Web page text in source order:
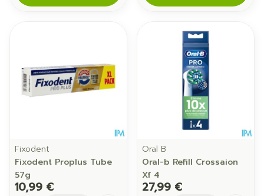
Fixodent
Fixodent Proplus Tube
57g
10,99 €
Oral B
Oral-b Refill Crossaion
Xf 4
27,99 €